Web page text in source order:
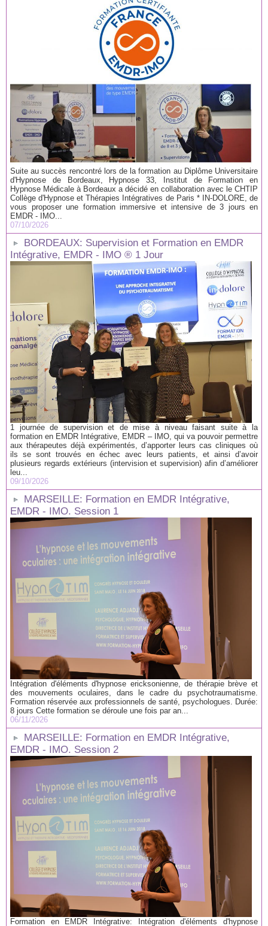
Suite au succès rencontré lors de la formation au Diplôme Universitaire
d'Hypnose de Bordeaux, Hypnose 33, Institut de Formation en
Hypnose Médicale à Bordeaux a décidé en collaboration avec le CHTIP
Collège d'Hypnose et Thérapies Intégratives de Paris * IN-DOLORE, de
vous proposer une formation immersive et intensive de 3 jours en
EMDR - IMO...
07/10/2026
BORDEAUX: Supervision et Formation en EMDR
Intégrative, EMDR - IMO ® 1 Jour
1 journée de supervision et de mise à niveau faisant suite à la
formation en EMDR Intégrative, EMDR – IMO, qui va pouvoir permettre
aux thérapeutes déjà expérimentés, d’apporter leurs cas cliniques où
ils se sont trouvés en échec avec leurs patients, et ainsi d’avoir
plusieurs regards extérieurs (intervision et supervision) afin d’améliorer
leu...
09/10/2026
MARSEILLE: Formation en EMDR Intégrative,
EMDR - IMO. Session 1
Intégration d'éléments d'hypnose ericksonienne, de thérapie brève et
des mouvements oculaires, dans le cadre du psychotraumatisme.
Formation réservée aux professionnels de santé, psychologues. Durée:
8 jours Cette formation se déroule une fois par an...
06/11/2026
MARSEILLE: Formation en EMDR Intégrative,
EMDR - IMO. Session 2
Formation en EMDR Intégrative: Intégration d'éléments d'hypnose